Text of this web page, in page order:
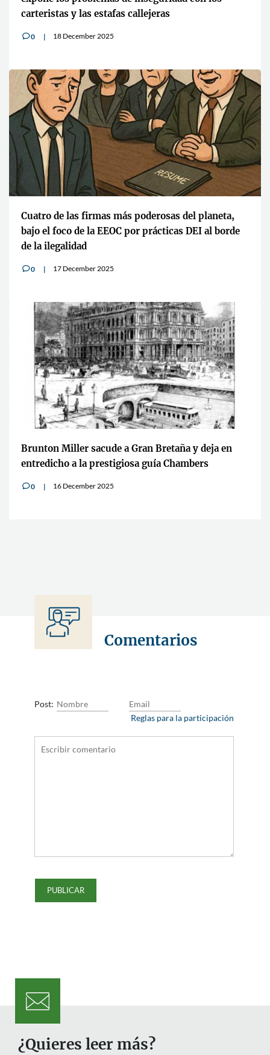
carteristas y las estafas callejeras
v0 18 December 2025
Cuatro de las firmas más poderosas del planeta,
bajo el foco de la EEOC por prácticas DEI al borde
de la ilegalidad
v0 17 December 2025
Brunton Miller sacude a Gran Bretaña y deja en
entredicho a la prestigiosa guía Chambers
v0 16 December 2025
Comentarios
Post:
Reglas para la participación
¿Quieres leer más?